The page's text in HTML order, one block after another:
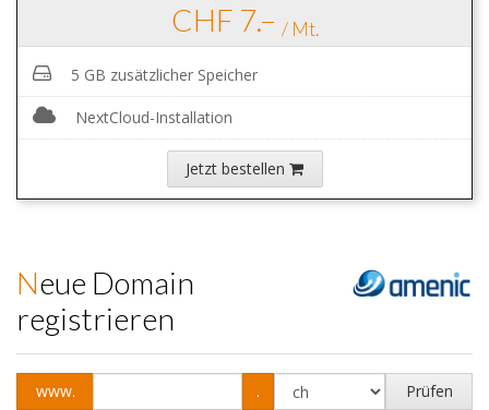
CHF 7.– / Mt.
5 GB zusätzlicher Speicher
NextCloud-Installation
Jetzt bestellen
Neue Domain
registrieren
www. .